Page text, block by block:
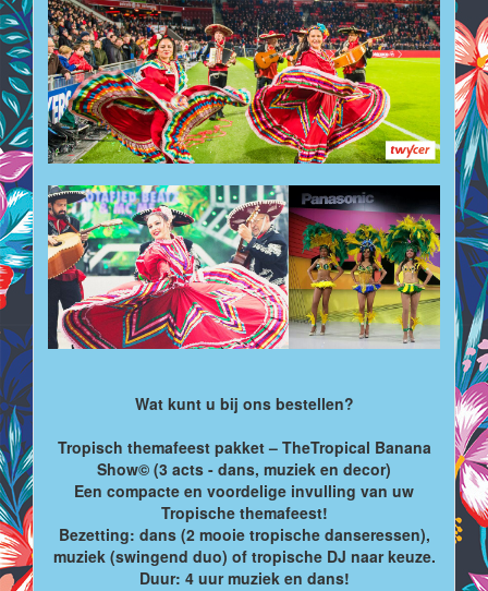
Wat kunt u bij ons bestellen?
Tropisch themafeest pakket – TheTropical Banana
Show© (3 acts - dans, muziek en decor)
Een compacte en voordelige invulling van uw
Tropische themafeest!
Bezetting: dans (2 mooie tropische danseressen),
muziek (swingend duo) of tropische DJ naar keuze.
Duur: 4 uur muziek en dans!